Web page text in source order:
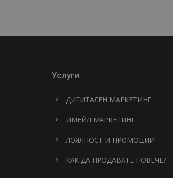
Услуги
ДИГИТАЛЕН МАРКЕТИНГ
ИМЕЙЛ МАРКЕТИНГ
ЛОЯЛНОСТ И ПРОМОЦИИ
КАК ДА ПРОДАВАТЕ ПОВЕЧЕ?